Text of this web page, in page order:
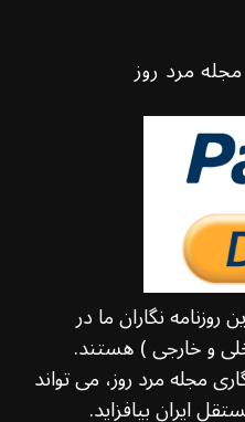
مرد روز
نگاران ما در
و خارجی ) هستند.
مجله مرد روز، می تواند
ایران بیافزاید.